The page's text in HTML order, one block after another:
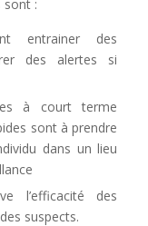
sont :
entrainer des
des alertes si
à court terme
sont à prendre
dans un lieu
l’efficacité des
suspects.